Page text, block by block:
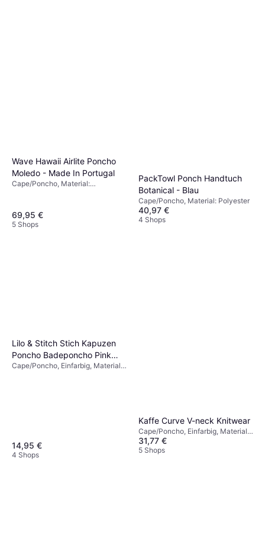
Wave Hawaii Airlite Poncho
Moledo - Made In Portugal
Cape/Poncho, Material:
69,95 €
5 Shops
PackTowl Ponch Handtuch
Botanical - Blau
Cape/Poncho, Material: Polyester
40,97 €
4 Shops
Lilo & Stitch Stich Kapuzen
Poncho Badeponcho Pink
Rosa
Cape/Poncho, Einfarbig, Material:
14,95 €
4 Shops
Kaffe Curve V-neck Knitwear
Cape/Poncho, Einfarbig, Material:
Wolle, Polyester
31,77 €
5 Shops